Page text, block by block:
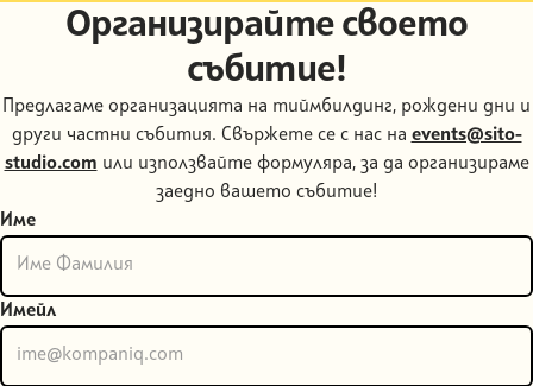
Всички събития
Организирайте своето
събитие!
Предлагаме организацията на тиймбилдинг, рождени дни и
други частни събития. Свържете се с нас на events@sito-
studio.com или използвайте формуляра, за да организираме
заедно вашето събитие!
Име
Имейл